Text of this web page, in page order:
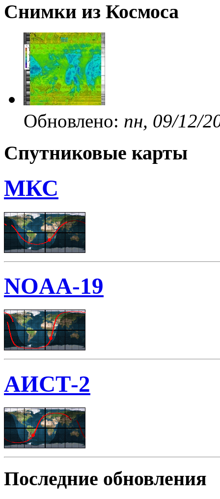
Снимки из Космоса
Обновлено: пн, 09/12/
Спутниковые карты
МКС
NOAA-19
АИСТ-2
Последние обновления